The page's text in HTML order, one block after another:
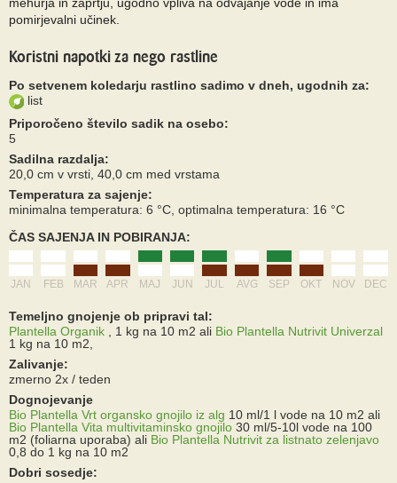
pomirjevalni učinek.
Koristni napotki za nego rastline
Po setvenem koledarju rastlino sadimo v dneh, ugodnih za:
list
Priporočeno število sadik na osebo:
5
Sadilna razdalja:
20,0 cm v vrsti, 40,0 cm med vrstama
Temperatura za sajenje:
minimalna temperatura: 6 °C, optimalna temperatura: 16 °C
ČAS SAJENJA IN POBIRANJA:
JAN FEB MAR APR MAJ JUN JUL AVG SEP OKT NOV DEC
Temeljno gnojenje ob pripravi tal:
Plantella Organik
, 1 kg na 10 m2 ali Bio Plantella Nutrivit Univerzal
1 kg na 10 m2,
Zalivanje:
zmerno 2x / teden
Dognojevanje
Bio Plantella Vrt organsko gnojilo iz alg 10 ml/1 l vode na 10 m2 ali
Bio Plantella Vita multivitaminsko gnojilo 30 ml/5-10l vode na 100
m2 (foliarna uporaba) ali Bio Plantella Nutrivit za listnato zelenjavo
0,8 do 1 kg na 10 m2
Dobri sosedje: